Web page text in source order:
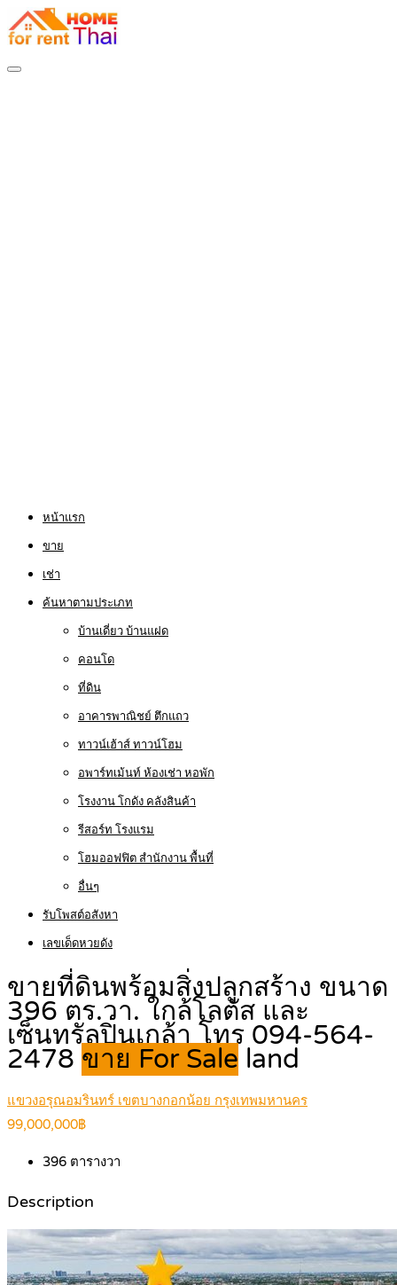
หน้าแรก
ขาย
เช่า
ค้นหาตามประเภท
บ้านเดี่ยว บ้านแฝด
คอนโด
ที่ดิน
อาคารพาณิชย์ ตึกแถว
ทาวน์เฮ้าส์ ทาวน์โฮม
อพาร์ทเม้นท์ ห้องเช่า หอพัก
โรงงาน โกดัง คลังสินค้า
รีสอร์ท โรงแรม
โฮมออฟฟิต สำนักงาน พื้นที่
อื่นๆ
รับโพสต์อสังหา
เลขเด็ดหวยดัง
ขายที่ดินพร้อมสิ่งปลูกสร้าง ขนาด
396 ตร.วา. ใกล้โลตัส และ
เซ็นทรัลปิ่นเกล้า โทร 094-564-
2478 ขาย For Sale land
แขวงอรุณอมรินทร์ เขตบางกอกน้อย กรุงเทพมหานคร
99,000,000฿
396 ตารางวา
Description